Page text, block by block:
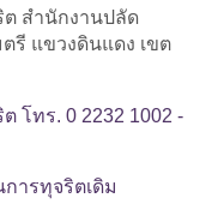
สำนักงานปลัด
รี แขวงดินแดง เขต
โทร. 0 2232 1002 -
ารทุจริตเดิม